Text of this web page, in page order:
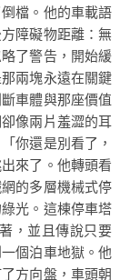
檔。他的車載語
障礙物距離：無
了警告，開始緩
兩塊永遠在關鍵
車體與那座價值
像兩片羞澀的耳
你還是別看了，
來了。他轉頭看
的多層機械式停
光。這棟停車塔
，並且傳說只要
個泊車地獄。他
方向盤，車頭朝